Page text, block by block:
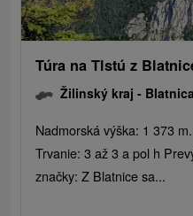
Túra na Tlstú z
Žilinský kraj - Blatnica
Nadmorská výška: 1 373
Trvanie: 3 až 3 a pol h
značky: Z Blatnice sa...